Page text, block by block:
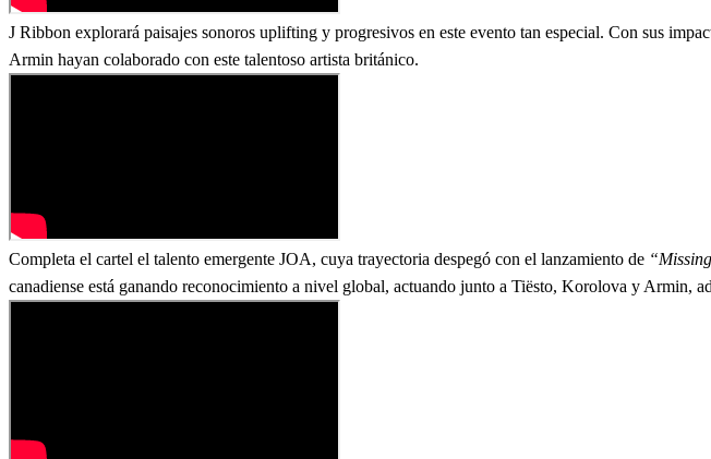
J Ribbon explorará paisajes sonoros uplifting y progresivos en este evento tan especial. Con sus
Armin hayan colaborado con este talentoso artista británico.
Completa el cartel el talento emergente JOA, cuya trayectoria despegó con el lanzamiento de
canadiense está ganando reconocimiento a nivel global, actuando junto a Tiësto, Korolova y